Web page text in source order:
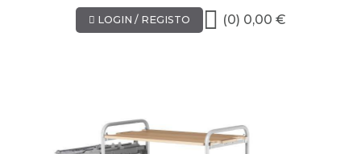
LOGIN / REGISTO (0) 0,00 €